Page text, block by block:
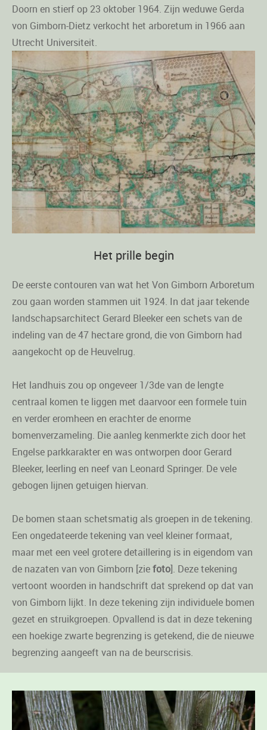
Doorn en stierf op 23 oktober 1964. Zijn weduwe Gerda
von Gimborn-Dietz verkocht het arboretum in 1966 aan
Utrecht Universiteit.
Het prille begin
De eerste contouren van wat het Von Gimborn Arboretum
zou gaan worden stammen uit 1924. In dat jaar tekende
landschapsarchitect Gerard Bleeker een schets van de
indeling van de 47 hectare grond, die von Gimborn had
aangekocht op de Heuvelrug.
Het landhuis zou op ongeveer 1/3de van de lengte
centraal komen te liggen met daarvoor een formele tuin
en verder eromheen en erachter de enorme
bomenverzameling. Die aanleg kenmerkte zich door het
Engelse parkkarakter en was ontworpen door Gerard
Bleeker, leerling en neef van Leonard Springer. De vele
gebogen lijnen getuigen hiervan.
De bomen staan schetsmatig als groepen in de tekening.
Een ongedateerde tekening van veel kleiner formaat,
maar met een veel grotere detaillering is in eigendom van
de nazaten van von Gimborn [ziefoto]. Deze tekening
vertoont woorden in handschrift dat sprekend op dat van
von Gimborn lijkt. In deze tekening zijn individuele bomen
gezet en struikgroepen. Opvallend is dat in deze tekening
een hoekige zwarte begrenzing is getekend, die de nieuwe
begrenzing aangeeft van na de beurscrisis.